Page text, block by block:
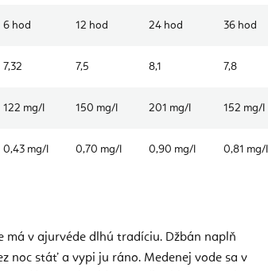
6 hod 12 hod 24 hod 36 hod
7,32 7,5 8,1 7,8
122 mg/l 150 mg/l 201 mg/l 152 mg/l
0,43 mg/l 0,70 mg/l 0,90 mg/l 0,81 mg/l
má v ajurvéde dlhú tradíciu. Džbán naplň
noc stáť a vypi ju ráno. Medenej vode sa v